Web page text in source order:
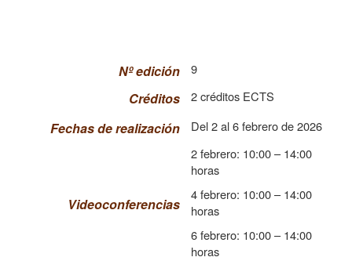
Nº edición 9
Créditos 2 créditos ECTS
Fechas de realización Del 2 al 6 febrero de 2026
Videoconferencias
2 febrero: 10:00 – 14:00
horas
4 febrero: 10:00 – 14:00
horas
6 febrero: 10:00 – 14:00
horas